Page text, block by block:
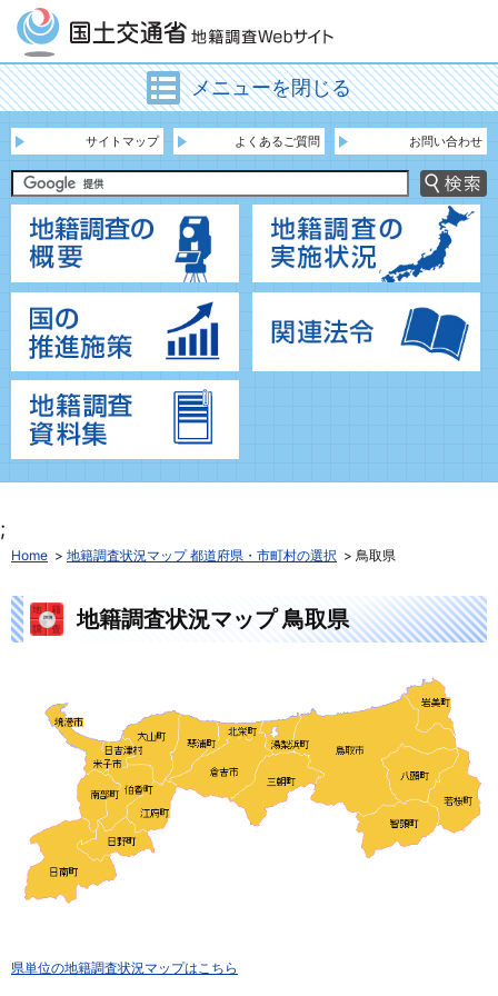
メニューを閉じる
サイトマップ よくあるご質問 お問い合わせ
地籍調査の概要
;
Home 地籍調査状況マップ 都道府県・市町村の選択 鳥取県
地籍調査状況マップ 鳥取県
県単位の地籍調査状況マップはこちら